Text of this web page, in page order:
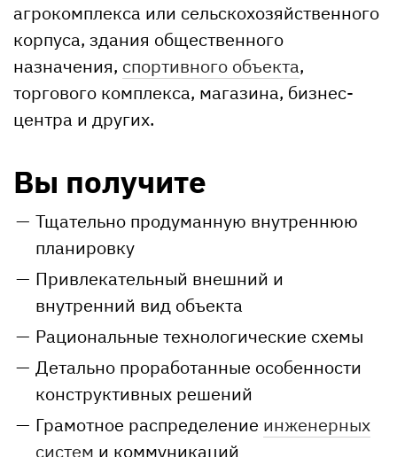
агрокомплекса или сельскохозяйственного
корпуса, здания общественного
назначения, спортивного объекта,
торгового комплекса, магазина, бизнес-
центра и других.
Вы получите
Тщательно продуманную внутреннюю
планировку
Привлекательный внешний и
внутренний вид объекта
Рациональные технологические схемы
Детально проработанные особенности
конструктивных решений
Грамотное распределение инженерных
систем и коммуникаций